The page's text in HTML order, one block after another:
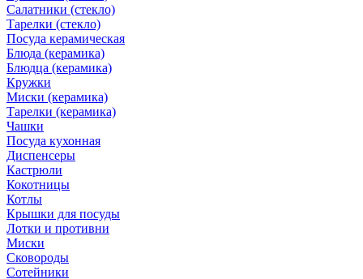
Салатники (стекло)
Тарелки (стекло)
Посуда керамическая
Блюда (керамика)
Блюдца (керамика)
Кружки
Миски (керамика)
Тарелки (керамика)
Чашки
Посуда кухонная
Диспенсеры
Кастрюли
Кокотницы
Котлы
Крышки для посуды
Лотки и противни
Миски
Сковороды
Сотейники